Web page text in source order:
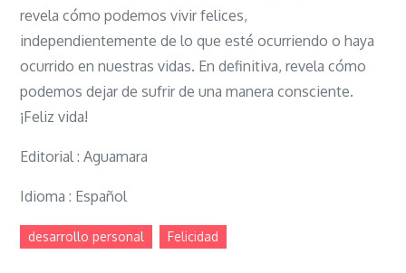
revela cómo podemos vivir felices,
independientemente de lo que esté ocurriendo o haya
ocurrido en nuestras vidas. En definitiva, revela cómo
podemos dejar de sufrir de una manera consciente.
¡Feliz vida!
Editorial : Aguamara
Idioma : Español
desarrollo personal Felicidad